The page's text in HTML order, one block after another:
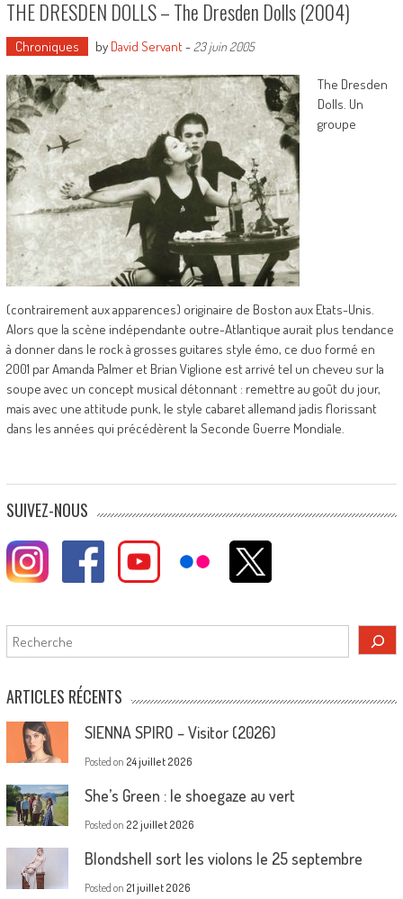
THE DRESDEN DOLLS – The Dresden Dolls (2004)
Chroniques by David Servant- 23 juin 2005
The Dresden
Dolls. Un
groupe
(contrairement aux apparences) originaire de Boston aux Etats-Unis.
Alors que la scène indépendante outre-Atlantique aurait plus tendance
à donner dans le rock à grosses guitares style émo, ce duo formé en
2001 par Amanda Palmer et Brian Viglione est arrivé tel un cheveu sur la
soupe avec un concept musical détonnant : remettre au goût du jour,
mais avec une attitude punk, le style cabaret allemand jadis florissant
dans les années qui précédèrent la Seconde Guerre Mondiale.
SUIVEZ-NOUS
Rechercher
ARTICLES RÉCENTS
SIENNA SPIRO – Visitor (2026)
Posted on 24 juillet 2026
She’s Green : le shoegaze au vert
Posted on 22 juillet 2026
Blondshell sort les violons le 25 septembre
Posted on 21 juillet 2026